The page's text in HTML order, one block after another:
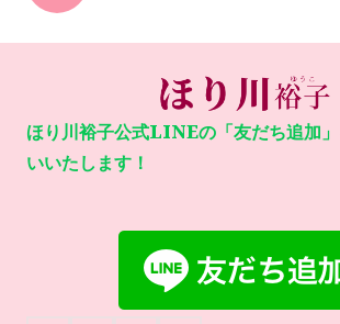
ほり川裕子公式LINEの「友だち追加
いいたします！